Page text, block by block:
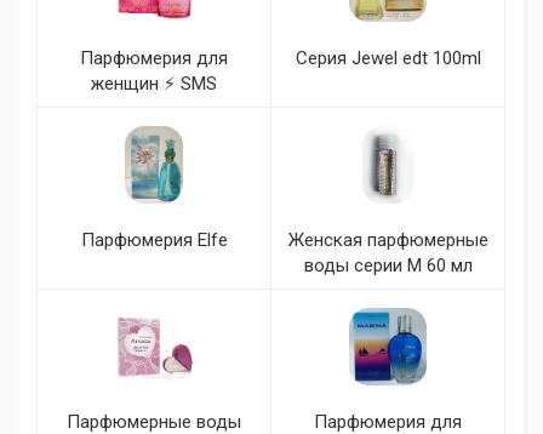
Парфюмерия для
женщин ⚡ SMS
Серия Jewel edt 100ml
Парфюмерия Elfe
Женская парфюмерные
воды серии М 60 мл
Парфюмерные воды
Парфюмерия для